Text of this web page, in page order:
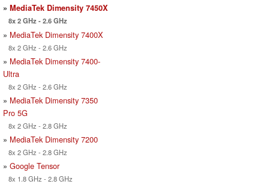
» MediaTek Dimensity 7450X
8x 2 GHz - 2.6 GHz
» MediaTek Dimensity 7400X
8x 2 GHz - 2.6 GHz
» MediaTek Dimensity 7400-
Ultra
8x 2 GHz - 2.6 GHz
» MediaTek Dimensity 7350
Pro 5G
8x 2 GHz - 2.8 GHz
» MediaTek Dimensity 7200
8x 2 GHz - 2.8 GHz
» Google Tensor
8x 1.8 GHz - 2.8 GHz